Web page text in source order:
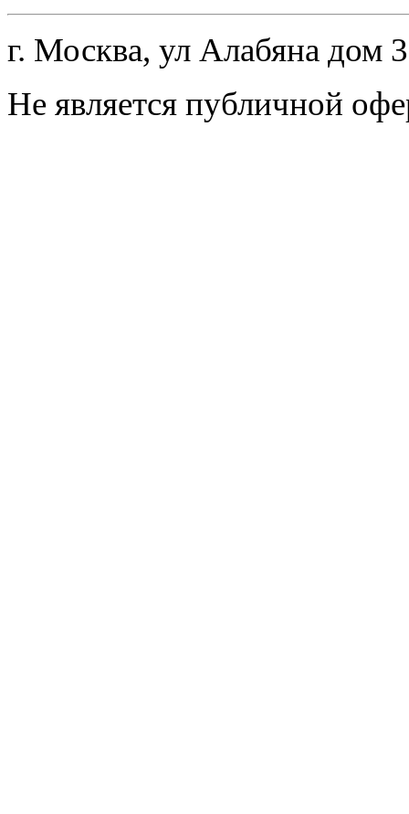
г. Москва, ул Алабяна дом
Не является публичной